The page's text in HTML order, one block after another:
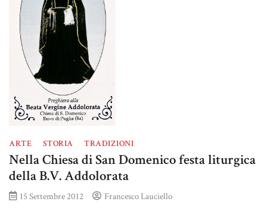
ARTE STORIA TRADIZIONI
Nella Chiesa di San Domenico festa liturgica
della B.V. Addolorata
15 Settembre 2012 Francesco Lauciello